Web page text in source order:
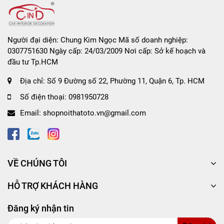
và sau đó tháo khỏi thiết bị trong vòng 30 giây.
Lưu ý:
Không đảo ngược thứ tự các thao tác.
Không sử dụng thiết bị để khởi động xe có chỉ
số vạch ắc quy dưới 3 để tránh hư hỏng.
2. Chức năng bơm lốp:
Bước 1:Nhấn giữ (nút OK) để khởi động máy.
máy, xe đạp, bóng rổ).
áp suất mong muốn. Sau khi cài đặt, giá trị sẽ nhấp
Bước 4:Kết nối ống bơm khí với van lốp xe.
Máy sẽ tự động dừng khi đạt áp suất cài đặt.
Người đại diện: Chung Kim Ngọc Mã số doanh nghiệp:
0307751630 Ngày cấp: 24/03/2009 Nơi cấp: Sở kế hoạch và
đầu tư Tp.HCM
Địa chỉ: Số 9 Đường số 22, Phường 11, Quận 6, Tp. HCM
Số điện thoại: 0981950728
Email: shopnoithatoto.vn@gmail.com
VỀ CHÚNG TÔI
HỖ TRỢ KHÁCH HÀNG
Đăng ký nhận tin